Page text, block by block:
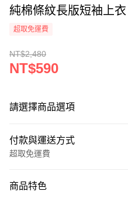
純棉條紋長版短袖上衣
超取免運費
NT$2,480
NT$590
請選擇商品選項
付款與運送方式
超取免運費
信用卡一次付款
商品特色